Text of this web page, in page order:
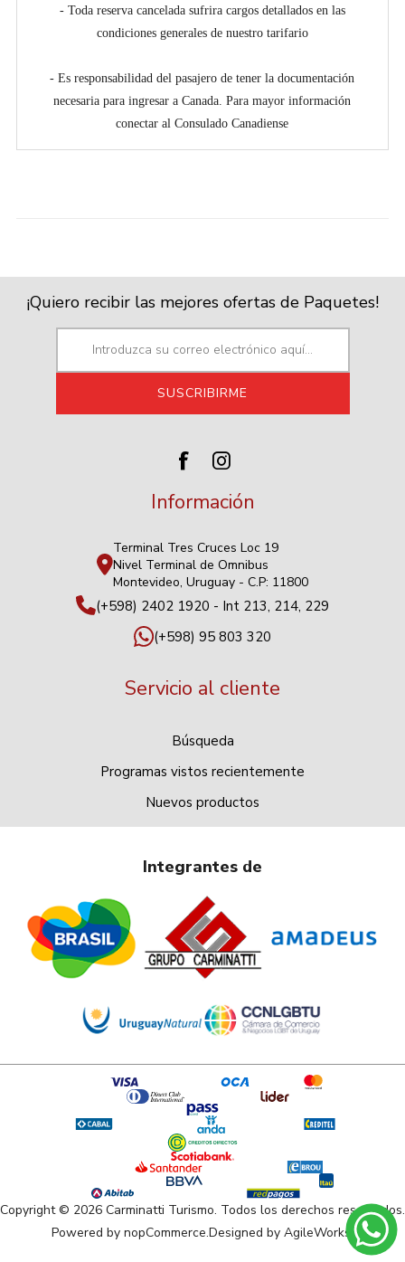
- Toda reserva cancelada sufrira cargos detallados en las
condiciones generales de nuestro tarifario
- Es responsabilidad del pasajero de tener la documentación
necesaria para ingresar a Canada. Para mayor información
conectar al Consulado Canadiense
¡Quiero recibir las mejores ofertas de Paquetes!
Información
Terminal Tres Cruces Loc 19
Nivel Terminal de Omnibus
Montevideo, Uruguay - C.P: 11800
(+598) 2402 1920 - Int 213, 214, 229
(+598) 95 803 320
Servicio al cliente
Búsqueda
Programas vistos recientemente
Nuevos productos
Integrantes de
Copyright © 2026 Carminatti Turismo. Todos los derechos reservados.
Powered by nopCommerce.Designed by AgileWorks.